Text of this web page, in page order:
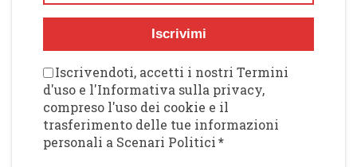
Iscrivimi
Iscrivendoti, accetti i nostri Termini
d'uso e l'Informativa sulla privacy,
compreso l'uso dei cookie e il
trasferimento delle tue informazioni
personali a Scenari Politici*